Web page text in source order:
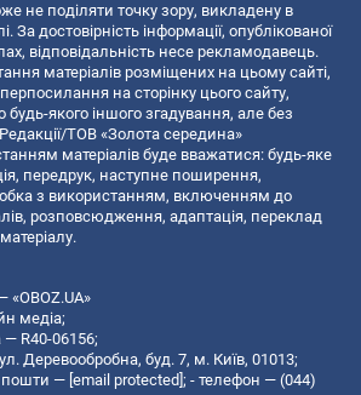
не поділяти точку зору, викладену в
За достовірність інформації, опублікованої
відповідальність несе рекламодавець.
матеріалів розміщених на цьому сайті,
на сторінку цього сайту,
будь-якого іншого згадування, але без
ТОВ «Золота середина»
матеріалів буде вважатися: будь-яке
передрук, наступне поширення,
з використанням, включенням до
розповсюдження, адаптація, переклад
«OBOZ.UA»
медіа;
— R40-06156;
Деревообробна, буд. 7, м. Київ, 01013;
пошти — [email protected] ; - телефон — (044)